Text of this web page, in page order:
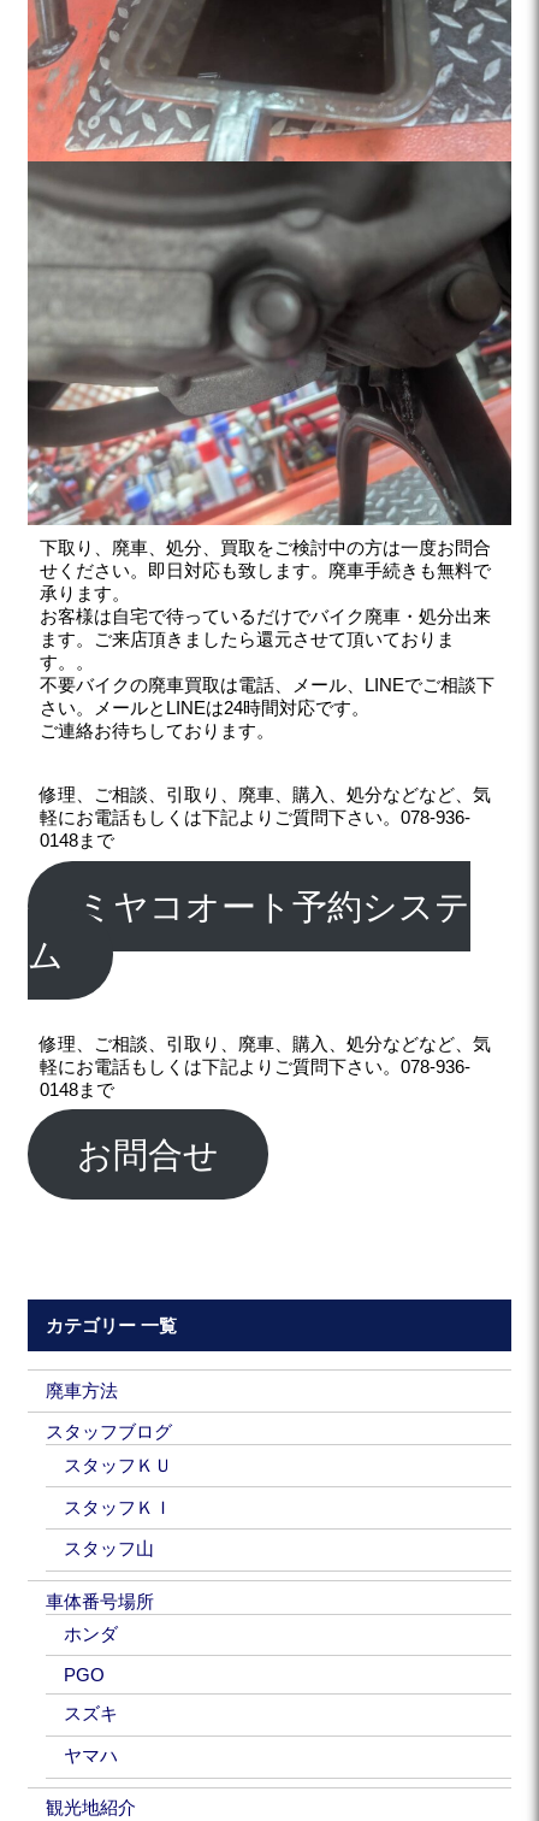
下取り、廃車、処分、買取をご検討中の方は一度お問合
せください。即日対応も致します。廃車手続きも無料で
承ります。
お客様は自宅で待っているだけでバイク廃車・処分出来
ます。ご来店頂きましたら還元させて頂いておりま
す。。
不要バイクの廃車買取は電話、メール、LINEでご相談下
さい。メールとLINEは24時間対応です。
ご連絡お待ちしております。
修理、ご相談、引取り、廃車、購入、処分などなど、気
軽にお電話もしくは下記よりご質問下さい。078-936-
0148まで
ミヤコオート予約システ
ム
修理、ご相談、引取り、廃車、購入、処分などなど、気
軽にお電話もしくは下記よりご質問下さい。078-936-
0148まで
お問合せ
カテゴリー 一覧
廃車方法
スタッフブログ
スタッフＫＵ
スタッフＫＩ
スタッフ山
車体番号場所
ホンダ
PGO
スズキ
ヤマハ
観光地紹介